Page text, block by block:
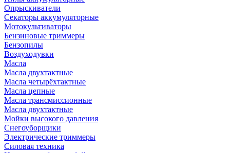
Опрыскиватели
Секаторы аккумуляторные
Мотокультиваторы
Бензиновые триммеры
Бензопилы
Воздуходувки
Масла
Масла двухтактные
Масла четырёхтактные
Масла цепные
Масла трансмиссионные
Масла двухтактные
Мойки высокого давления
Снегоуборщики
Электрические триммеры
Силовая техника